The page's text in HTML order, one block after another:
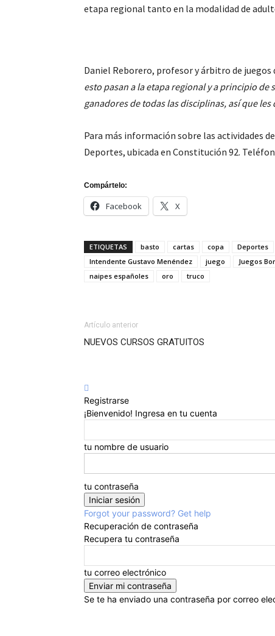
etapa regional tanto en la modalidad de
Daniel Reborero, profesor y árbitro de juegos
esto pasan a la etapa regional y a principio
ganadores de todas las disciplinas, así que les
Para más información sobre las actividades
Deportes, ubicada en Constitución 92.
Compártelo:
Facebook X
ETIQUETAS basto cartas copa Deportes
Intendente Gustavo Menéndez
juego Juegos
naipes españoles
oro truco
Artículo anterior
NUEVOS CURSOS GRATUITOS
Registrarse
¡Bienvenido! Ingresa en tu cuenta
tu nombre de usuario
tu contraseña
Forgot your password? Get help
Recuperación de contraseña
Recupera tu contraseña
tu correo electrónico
Se te ha enviado una contraseña por correo